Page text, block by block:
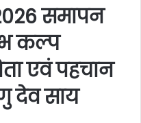
समापन
कल्प
एवं पहचान
देव साय